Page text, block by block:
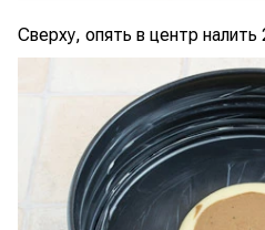
Сверху, опять в центр